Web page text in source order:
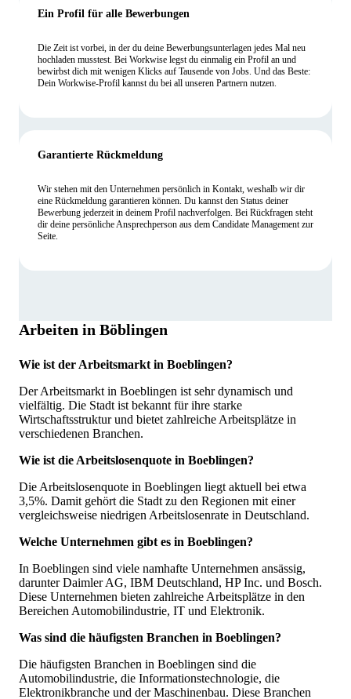
Ein Profil für alle Bewerbungen
Die Zeit ist vorbei, in der du deine Bewerbungsunterlagen jedes Mal neu
hochladen musstest. Bei Workwise legst du einmalig ein Profil an und
bewirbst dich mit wenigen Klicks auf Tausende von Jobs. Und das Beste:
Dein Workwise-Profil kannst du bei all unseren Partnern nutzen.
Garantierte Rückmeldung
Wir stehen mit den Unternehmen persönlich in Kontakt, weshalb wir dir
eine Rückmeldung garantieren können. Du kannst den Status deiner
Bewerbung jederzeit in deinem Profil nachverfolgen. Bei Rückfragen steht
dir deine persönliche Ansprechperson aus dem Candidate Management zur
Seite.
Arbeiten in Böblingen
Wie ist der Arbeitsmarkt in Boeblingen?
Der Arbeitsmarkt in Boeblingen ist sehr dynamisch und
vielfältig. Die Stadt ist bekannt für ihre starke
Wirtschaftsstruktur und bietet zahlreiche Arbeitsplätze in
verschiedenen Branchen.
Wie ist die Arbeitslosenquote in Boeblingen?
Die Arbeitslosenquote in Boeblingen liegt aktuell bei etwa
3,5%. Damit gehört die Stadt zu den Regionen mit einer
vergleichsweise niedrigen Arbeitslosenrate in Deutschland.
Welche Unternehmen gibt es in Boeblingen?
In Boeblingen sind viele namhafte Unternehmen ansässig,
darunter Daimler AG, IBM Deutschland, HP Inc. und Bosch.
Diese Unternehmen bieten zahlreiche Arbeitsplätze in den
Bereichen Automobilindustrie, IT und Elektronik.
Was sind die häufigsten Branchen in Boeblingen?
Die häufigsten Branchen in Boeblingen sind die
Automobilindustrie, die Informationstechnologie, die
Elektronikbranche und der Maschinenbau. Diese Branchen